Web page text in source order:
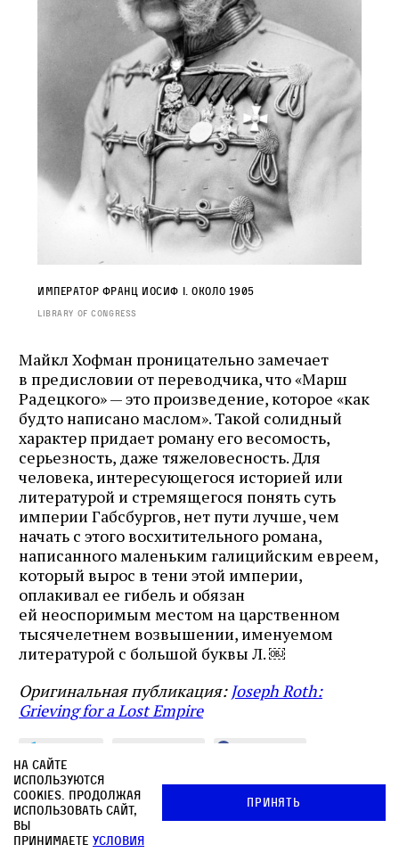
Император Франц Иосиф I. Около 1905
Library of Congress
Майкл Хофман проницательно замечает
в предисловии от переводчика, что «Марш
Радецкого» — это произведение, которое «как
будто написано маслом». Такой солидный
характер придает роману его весомость,
серьезность, даже тяжеловесность. Для
человека, интересующегося историей или
литературой и стремящегося понять суть
империи Габсбургов, нет пути лучше, чем
начать с этого восхитительного романа,
написанного маленьким галицийским евреем,
который вырос в тени этой империи,
оплакивал ее гибель и обязан
ей неоспоримым местом на царственном
тысячелетнем возвышении, именуемом
литературой с большой буквы Л. ￼
Оригинальная публикация: Joseph Roth:
Grieving for a Lost Empire
Твитнуть
На сайте
используются
cookies. Продолжая
использовать сайт,
вы
принимаете условия
Принять